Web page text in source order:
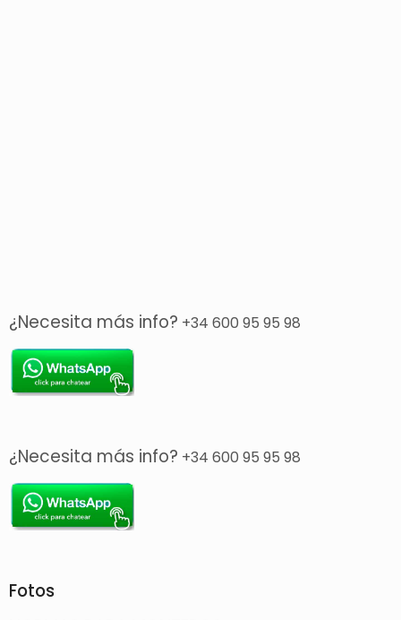
¿Necesita más info? +34 600 95 95 98
¿Necesita más info? +34 600 95 95 98
Fotos